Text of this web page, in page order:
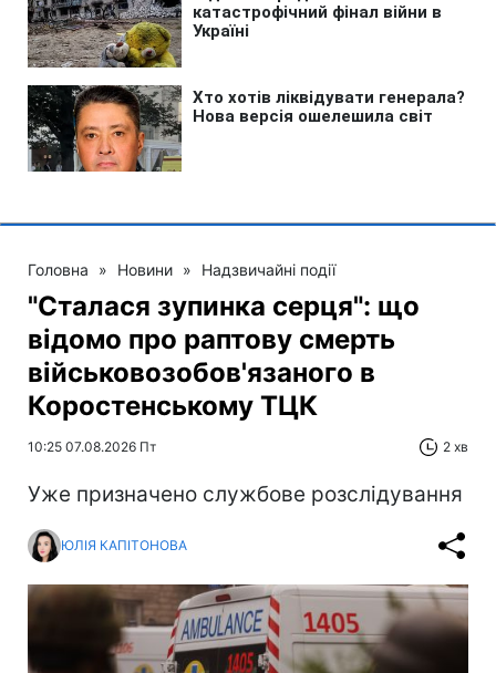
Головна » Новини » Надзвичайні події
"Сталася зупинка серця": що
відомо про раптову смерть
військовозобов'язаного в
Коростенському ТЦК
10:25 07.08.2026 Пт 2 хв
Уже призначено службове розслідування
ЮЛІЯ КАПІТОНОВА